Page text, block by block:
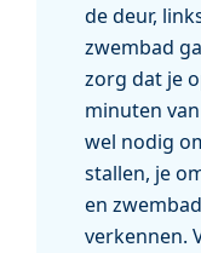
de deur,
zwembad
zorg dat je
minuten
wel nodig
stallen, je
en
verkennen.